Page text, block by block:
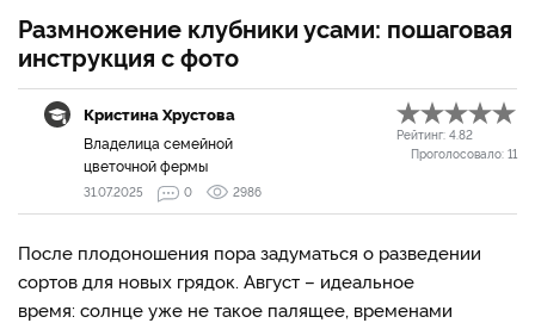
Размножение клубники усами: пошаговая
инструкция с фото
Кристина Хрустова
Владелица семейной
цветочной фермы
Рейтинг: 4.82
Проголосовало: 11
31.07.2025 0 2986
После плодоношения пора задуматься о разведении
сортов для новых грядок. Август – идеальное
время: солнце уже не такое палящее, временами